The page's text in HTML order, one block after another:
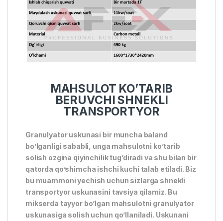
MAHSULOT KO’TARIB
BERUVCHI SHNEKLI
TRANSPORTYOR
Granulyator uskunasi bir muncha baland
bo’lganligi sababli, unga mahsulotni ko’tarib
solish ozgina qiyinchilik tug’diradi va shu bilan bir
qatorda qo’shimcha ishchi kuchi talab etiladi. Biz
bu muammoni yechish uchun sizlarga shnekli
transportyor uskunasini tavsiya qilamiz. Bu
mikserda tayyor bo’lgan mahsulotni granulyator
uskunasiga solish uchun qo’llaniladi. Uskunani